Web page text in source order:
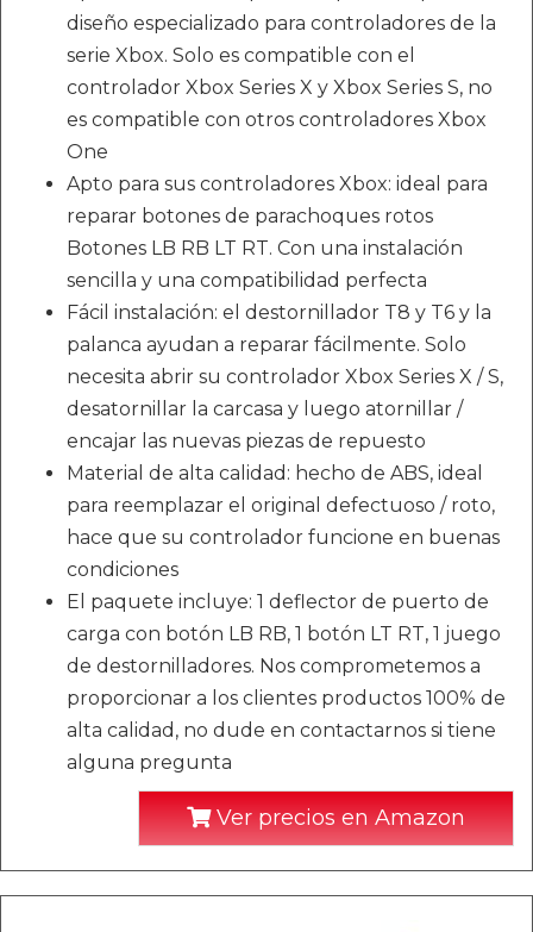
diseño especializado para controladores de la
serie Xbox. Solo es compatible con el
controlador Xbox Series X y Xbox Series S, no
es compatible con otros controladores Xbox
One
Apto para sus controladores Xbox: ideal para
reparar botones de parachoques rotos
Botones LB RB LT RT. Con una instalación
sencilla y una compatibilidad perfecta
Fácil instalación: el destornillador T8 y T6 y la
palanca ayudan a reparar fácilmente. Solo
necesita abrir su controlador Xbox Series X / S,
desatornillar la carcasa y luego atornillar /
encajar las nuevas piezas de repuesto
Material de alta calidad: hecho de ABS, ideal
para reemplazar el original defectuoso / roto,
hace que su controlador funcione en buenas
condiciones
El paquete incluye: 1 deflector de puerto de
carga con botón LB RB, 1 botón LT RT, 1 juego
de destornilladores. Nos comprometemos a
proporcionar a los clientes productos 100% de
alta calidad, no dude en contactarnos si tiene
alguna pregunta
Ver precios en Amazon